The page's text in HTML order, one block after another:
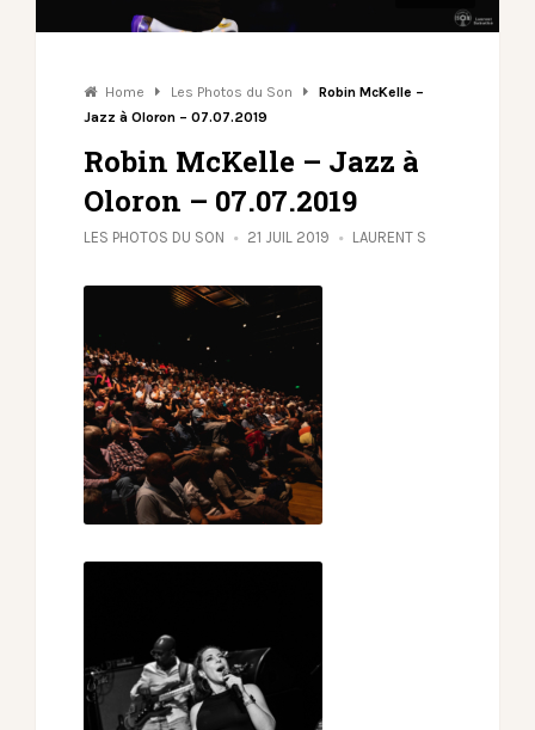
Home Les Photos du Son
Robin McKelle –
Jazz à Oloron – 07.07.2019
Robin McKelle – Jazz à
Oloron – 07.07.2019
LES PHOTOS DU SON 21 JUIL 2019 LAURENT S